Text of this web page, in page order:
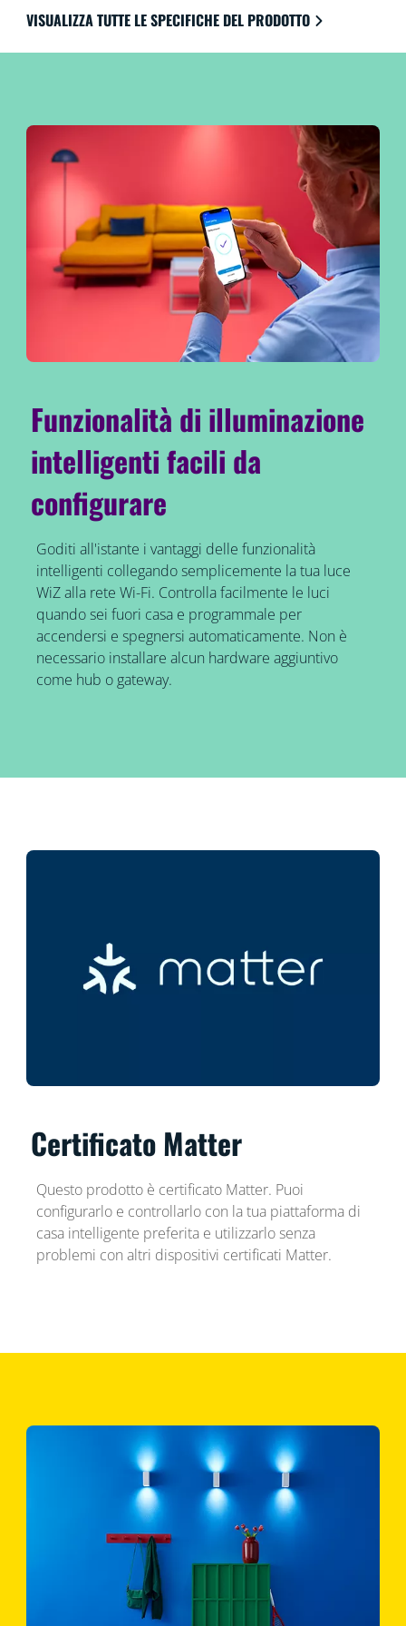
dell'illuminazione ti danno il controllo sull'intero
sistema, anche quando sei lontano da casa. Funziona
con Google Home, Amazon Alexa e Apple HomeKit
VISUALIZZA TUTTE LE SPECIFICHE DEL PRODOTTO
Funzionalità di illuminazione
intelligenti facili da
configurare
Goditi all'istante i vantaggi delle funzionalità
intelligenti collegando semplicemente la tua luce
WiZ alla rete Wi-Fi. Controlla facilmente le luci
quando sei fuori casa e programmale per
accendersi e spegnersi automaticamente. Non è
necessario installare alcun hardware aggiuntivo
come hub o gateway.
Certificato Matter
Questo prodotto è certificato Matter. Puoi
configurarlo e controllarlo con la tua piattaforma di
casa intelligente preferita e utilizzarlo senza
problemi con altri dispositivi certificati Matter.